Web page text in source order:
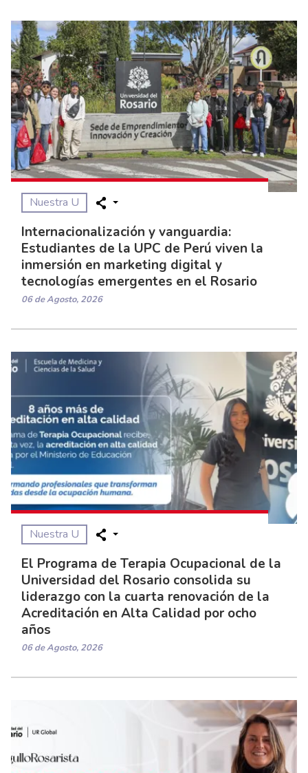
Nuestra U
Internacionalización y vanguardia:
Estudiantes de la UPC de Perú viven la
inmersión en marketing digital y
tecnologías emergentes en el Rosario
06 de Agosto, 2026
Nuestra U
El Programa de Terapia Ocupacional de la
Universidad del Rosario consolida su
liderazgo con la cuarta renovación de la
Acreditación en Alta Calidad por ocho
años
06 de Agosto, 2026